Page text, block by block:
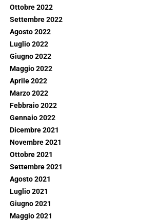
Ottobre 2022
Settembre 2022
Agosto 2022
Luglio 2022
Giugno 2022
Maggio 2022
Aprile 2022
Marzo 2022
Febbraio 2022
Gennaio 2022
Dicembre 2021
Novembre 2021
Ottobre 2021
Settembre 2021
Agosto 2021
Luglio 2021
Giugno 2021
Maggio 2021